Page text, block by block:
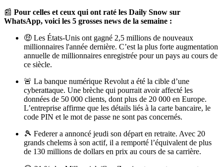
📰 Pour celles et ceux qui ont raté les Daily Snow sur
WhatsApp, voici les 5 grosses news de la semaine :
🤑 Les États-Unis ont gagné 2,5 millions de nouveaux
millionnaires l'année dernière. C’est la plus forte augmentation
annuelle de millionnaires enregistrée pour un pays au cours de
ce siècle.
🚨 La banque numérique Revolut a été la cible d’une
cyberattaque. Une brèche qui pourrait avoir affecté les
données de 50 000 clients, dont plus de 20 000 en Europe.
L’entreprise affirme que les détails liés à la carte bancaire, le
code PIN et le mot de passe ne sont pas concernés.
🎾 Federer a annoncé jeudi son départ en retraite. Avec 20
grands chelems à son actif, il a remporté l’équivalent de plus
de 130 millions de dollars en prix au cours de sa carrière.